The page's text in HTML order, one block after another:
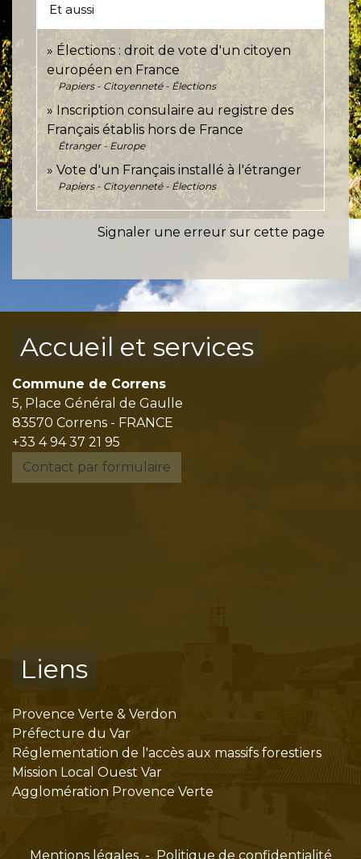
Et aussi
Élections : droit de vote d'un citoyen
européen en France
Papiers - Citoyenneté - Élections
Inscription consulaire au registre des
Français établis hors de France
Étranger - Europe
Vote d'un Français installé à l'étranger
Papiers - Citoyenneté - Élections
Signaler une erreur sur cette page
Accueil et services
Commune de Correns
5, Place Général de Gaulle
83570 Correns - FRANCE
+33 4 94 37 21 95
Contact par formulaire
Liens
Provence Verte & Verdon
Préfecture du Var
Réglementation de l'accès aux massifs forestiers
Mission Local Ouest Var
Agglomération Provence Verte
Mentions légales - Politique de confidentialité